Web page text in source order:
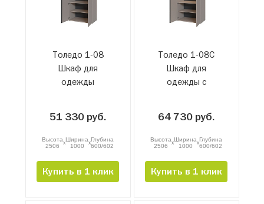
Толедо 1-08
Шкаф для
одежды
51 330 руб.
Высота
2506
xШирина
1000
xГлубина
600/602
Купить в 1 клик
Толедо 1-08С
Шкаф для
одежды с
64 730 руб.
Высота
2506
xШирина
1000
xГлубина
600/602
Купить в 1 клик